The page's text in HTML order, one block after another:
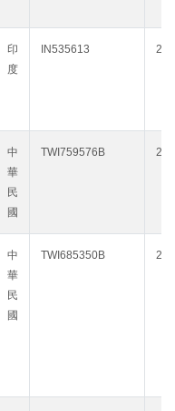
印
度
IN535613
中
華
民
國
TWI759576B
中
華
民
國
TWI685350B